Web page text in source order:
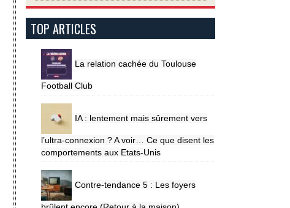
TOP ARTICLES
La relation cachée du Toulouse
Football Club
IA : lentement mais sûrement vers
l’ultra-connexion ? A voir… Ce que disent les
comportements aux Etats-Unis
Contre-tendance 5 : Les foyers